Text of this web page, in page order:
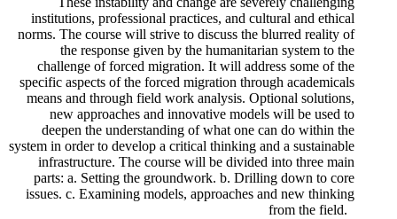
institutions, professional practices, and cultural and ethical
norms. The course will strive to discuss the blurred reality of
the response given by the humanitarian system to the
challenge of forced migration. It will address some of the
specific aspects of the forced migration through academicals
means and through field work analysis. Optional solutions,
new approaches and innovative models will be used to
deepen the understanding of what one can do within the
system in order to develop a critical thinking and a sustainable
infrastructure. The course will be divided into three main
parts: a. Setting the groundwork. b. Drilling down to core
issues. c. Examining models, approaches and new thinking
from the field.